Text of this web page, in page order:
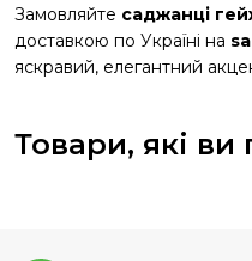
Замовляйте саджанці
доставкою по Україні на
яскравий, елегантний
Товари, які